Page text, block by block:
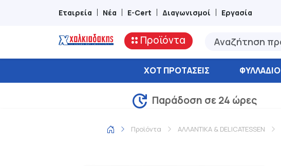
Εταιρεία Νέα E-Cert Διαγωνισμοί Εργασία
Προϊόντα
ΧΟΤ ΠΡΟΤΆΣΕΙΣ ΦΥΛΛΆΔΙΟ
Παράδοση σε 24 ώρες
Προϊόντα ΑΛΛΑΝΤΙΚΑ & DELICATESSEN